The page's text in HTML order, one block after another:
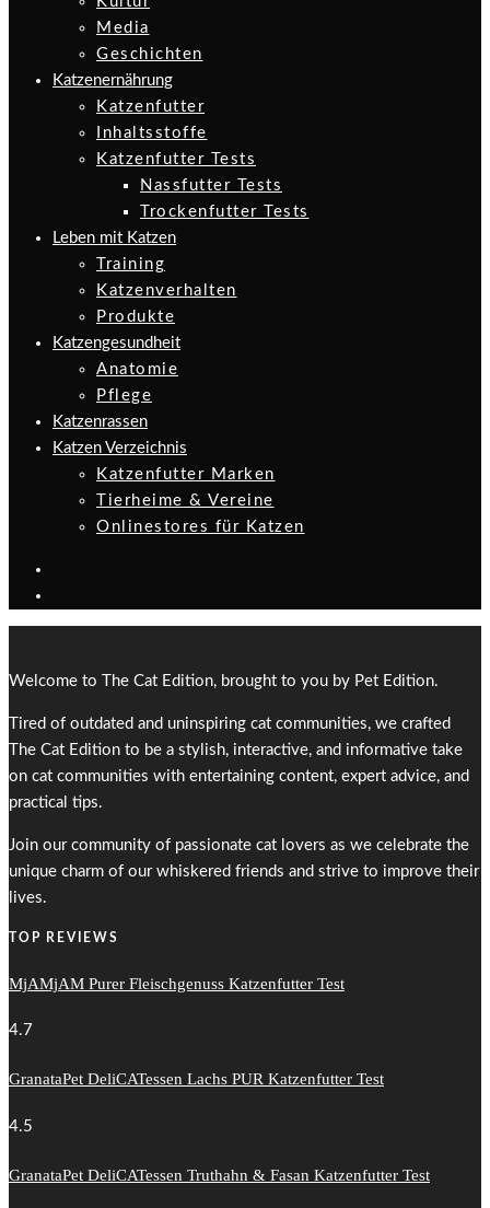
Media
Geschichten
Katzenernährung
Katzenfutter
Inhaltsstoffe
Katzenfutter Tests
Nassfutter Tests
Trockenfutter Tests
Leben mit Katzen
Training
Katzenverhalten
Produkte
Katzengesundheit
Anatomie
Pflege
Katzenrassen
Katzen Verzeichnis
Katzenfutter Marken
Tierheime & Vereine
Onlinestores für Katzen
Welcome to The Cat Edition, brought to you by Pet Edition.
Tired of outdated and uninspiring cat communities, we crafted
The Cat Edition to be a stylish, interactive, and informative take
on cat communities with entertaining content, expert advice, and
practical tips.
Join our community of passionate cat lovers as we celebrate the
unique charm of our whiskered friends and strive to improve their
lives.
TOP REVIEWS
MjAMjAM Purer Fleischgenuss Katzenfutter Test
4.7
GranataPet DeliCATessen Lachs PUR Katzenfutter Test
4.5
GranataPet DeliCATessen Truthahn & Fasan Katzenfutter Test